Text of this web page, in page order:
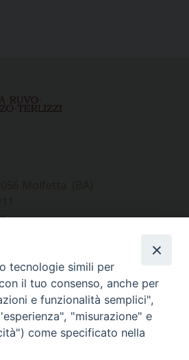
–
sociali
Molfetta (BA)
tecnologie simili per
il tuo consenso, anche per
e funzionalità semplici",
"misurazione" e
come specificato nella